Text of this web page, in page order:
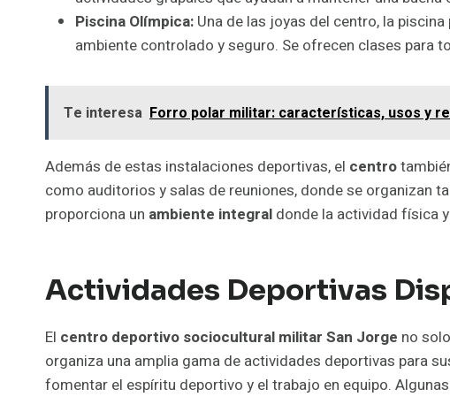
Piscina Olímpica: Una de las joyas del centro, la
ambiente controlado y seguro. Se ofrecen clases para
Te interesa Forro polar militar: características, usos y
Además de estas instalaciones deportivas, el centro
como auditorios y salas de reuniones, donde se organizan
proporciona un ambiente integral donde la actividad física
Actividades Deportivas
El centro deportivo sociocultural militar San Jorge no
organiza una amplia gama de actividades deportivas para
fomentar el espíritu deportivo y el trabajo en equipo.